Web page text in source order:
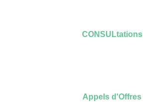
CONSULtations
Appels d'Offres